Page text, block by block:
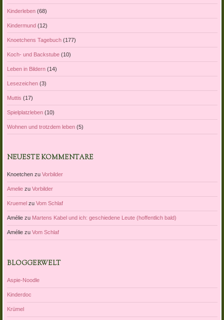
Kinderleben(68)
Kindermund(12)
Knoetchens Tagebuch(177)
Koch- und Backstube(10)
Leben in Bildern(14)
Lesezeichen(3)
Muttis (17)
Spielplatzleben(10)
Wohnen und trotzdem leben(5)
NEUESTE KOMMENTARE
Knoetchenzu Vorbilder
Ameliezu Vorbilder
Kruemel zu Vom Schlaf
Améliezu Martens Kabel und ich: geschiedene Leute (hoffentlich bald)
Améliezu Vom Schlaf
BLOGGERWELT
Aspie-Noodle
Kinderdoc
Krümel